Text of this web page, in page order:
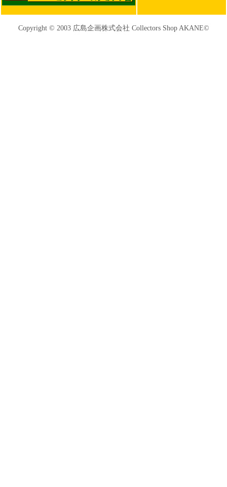
Copyright © 2003 広島企画株式会社 Collectors Shop AKANE©